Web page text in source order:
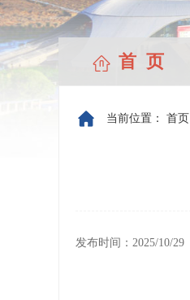
首 页
当前位置： 首页
发布时间：2025/10/29